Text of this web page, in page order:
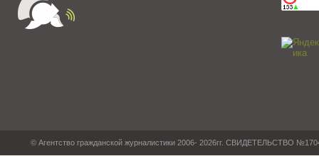
© Агентство гражданской журналистики 2006- 2026гг. СВИДЕТЕЛЬСТВО